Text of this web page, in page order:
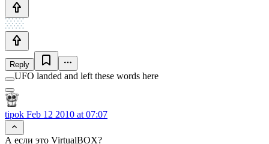
Reply
UFO landed and left these words here
tipok Feb 12 2010 at 07:07
А если это VirtualBOX?